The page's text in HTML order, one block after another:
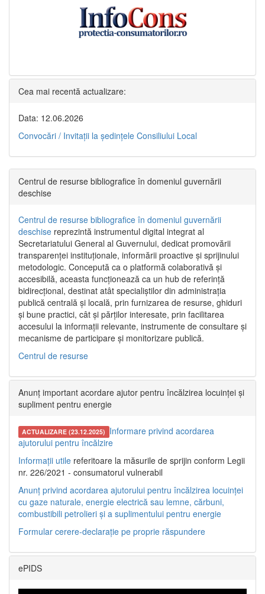
Cea mai recentă actualizare:
Data: 12.06.2026
Convocări / Invitaţii la şedinţele Consiliului Local
Centrul de resurse bibliografice în domeniul guvernării
deschise
Centrul de resurse bibliografice în domeniul guvernării
deschise reprezintă instrumentul digital integrat al
Secretariatului General al Guvernului, dedicat promovării
transparenței instituționale, informării proactive și sprijinului
metodologic. Concepută ca o platformă colaborativă și
accesibilă, aceasta funcționează ca un hub de referință
bidirecțional, destinat atât specialiștilor din administrația
publică centrală și locală, prin furnizarea de resurse, ghiduri
și bune practici, cât și părților interesate, prin facilitarea
accesului la informații relevante, instrumente de consultare și
mecanisme de participare și monitorizare publică.
Centrul de resurse
Anunț important acordare ajutor pentru încălzirea locuinței și
supliment pentru energie
ACTUALIZARE (23.12.2025) Informare privind acordarea
ajutorului pentru încălzire
Informații utile referitoare la măsurile de sprijin conform Legii
nr. 226/2021 - consumatorul vulnerabil
Anunț privind acordarea ajutorului pentru încălzirea locuinței
cu gaze naturale, energie electrică sau lemne, cărbuni,
combustibili petrolieri și a suplimentului pentru energie
Formular cerere-declarație pe proprie răspundere
ePIDS